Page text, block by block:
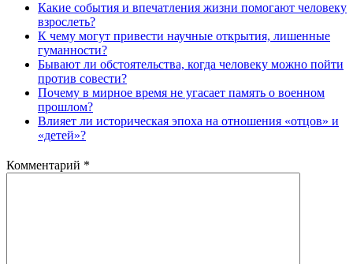
Какие события и впечатления жизни помогают человеку
взрослеть?
К чему могут привести научные открытия, лишенные
гуманности?
Бывают ли обстоятельства, когда человеку можно пойти
против совести?
Почему в мирное время не угасает память о военном
прошлом?
Влияет ли историческая эпоха на отношения «отцов» и
«детей»?
Комментарий *